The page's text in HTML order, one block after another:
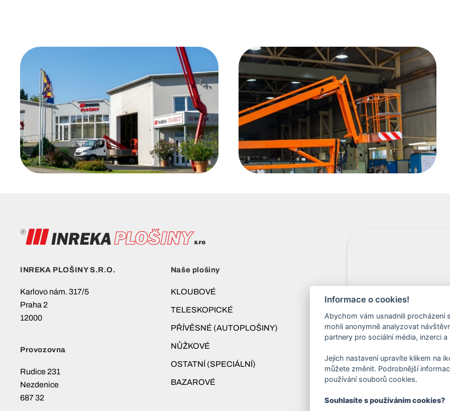
INREKA PLOŠINY S.R.O.
Karlovo nám. 317/5
Praha 2
12000
Provozovna
Rudice 231
Nezdenice
687 32
Naše plošiny
KLOUBOVÉ
TELESKOPICKÉ
PŘÍVĚSNÉ (AUTOPLOŠINY)
NŮŽKOVÉ
OSTATNÍ (SPECIÁLNÍ)
BAZAROVÉ
Veškeré fotografie a
jejich kopírování, šíření
Informace o cookies!
Abychom vám usnadnili procházení
mohli anonymně analyzovat
partnery pro sociální média, inzerci a
Jejich nastavení upravíte klikem na
můžete změnit. Podrobnější
používání souborů cookies.
Souhlasíte s používáním cookies?